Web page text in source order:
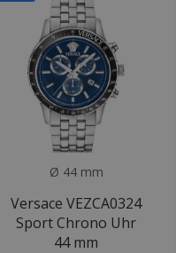
Ø 44 mm
Versace VEZCA0324
Sport Chrono Uhr
44 mm